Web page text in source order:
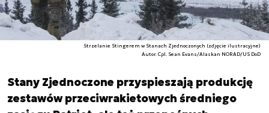
Strzelanie Stingerem w Stanach Zjednoczonych (zdjęcie ilustracyjne)
Autor. Cpl. Sean Evans/Alaskan NORAD/US DoD
Stany Zjednoczone przyspieszają produkcję
zestawów przeciwrakietowych średniego